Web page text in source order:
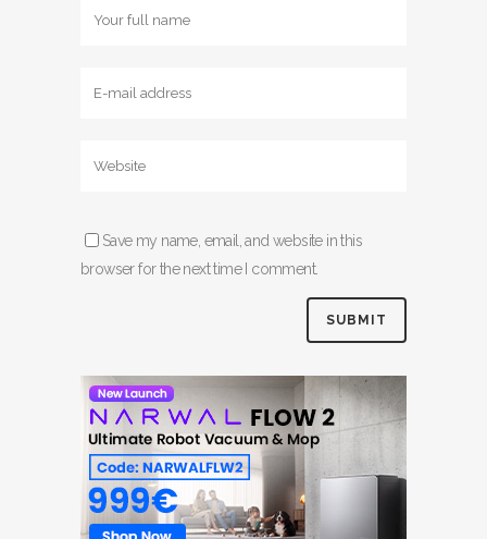
Save my name, email, and website in this
browser for the next time I comment.